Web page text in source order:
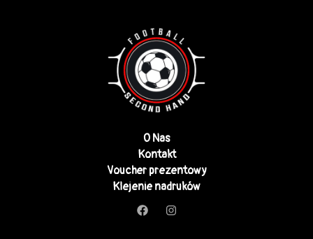
O Nas
Kontakt
Voucher prezentowy
Klejenie nadruków